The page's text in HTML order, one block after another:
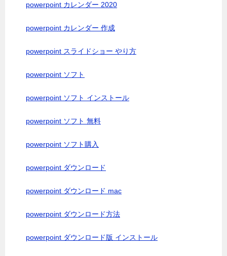
powerpoint カレンダー 2020
powerpoint カレンダー 作成
powerpoint スライドショー やり方
powerpoint ソフト
powerpoint ソフト インストール
powerpoint ソフト 無料
powerpoint ソフト購入
powerpoint ダウンロード
powerpoint ダウンロード mac
powerpoint ダウンロード方法
powerpoint ダウンロード版 インストール